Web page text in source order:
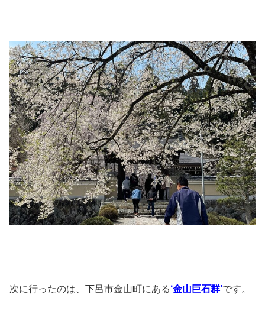
次に行ったのは、下呂市金山町にある‘金山巨石群’です。